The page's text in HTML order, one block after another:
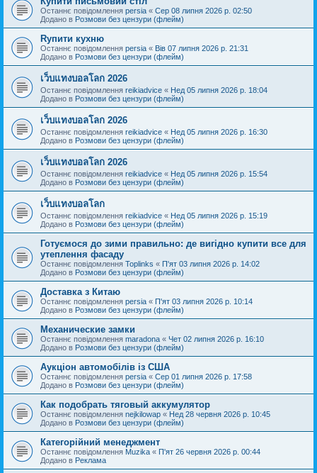
Останнє повідомлення persia « Сер 08 липня 2026 р. 02:50
Додано в Розмови без цензури (флейм)
Rупити кухню
Останнє повідомлення persia « Вів 07 липня 2026 р. 21:31
Додано в Розмови без цензури (флейм)
เว็บแทงบอลโลก 2026
Останнє повідомлення reikiadvice « Нед 05 липня 2026 р. 18:04
Додано в Розмови без цензури (флейм)
เว็บแทงบอลโลก 2026
Останнє повідомлення reikiadvice « Нед 05 липня 2026 р. 16:30
Додано в Розмови без цензури (флейм)
เว็บแทงบอลโลก 2026
Останнє повідомлення reikiadvice « Нед 05 липня 2026 р. 15:54
Додано в Розмови без цензури (флейм)
เว็บแทงบอลโลก
Останнє повідомлення reikiadvice « Нед 05 липня 2026 р. 15:19
Додано в Розмови без цензури (флейм)
Готуємося до зими правильно: де вигідно купити все для
утеплення фасаду
Останнє повідомлення Toplinks « П'ят 03 липня 2026 р. 14:02
Додано в Розмови без цензури (флейм)
Доставка з Китаю
Останнє повідомлення persia « П'ят 03 липня 2026 р. 10:14
Додано в Розмови без цензури (флейм)
Механические замки
Останнє повідомлення maradona « Чет 02 липня 2026 р. 16:10
Додано в Розмови без цензури (флейм)
Аукціон автомобілів із США
Останнє повідомлення persia « Сер 01 липня 2026 р. 17:58
Додано в Розмови без цензури (флейм)
Как подобрать тяговый аккумулятор
Останнє повідомлення nejkilowap « Нед 28 червня 2026 р. 10:45
Додано в Розмови без цензури (флейм)
Категорійний менеджмент
Останнє повідомлення Muzika « П'ят 26 червня 2026 р. 00:44
Додано в Реклама